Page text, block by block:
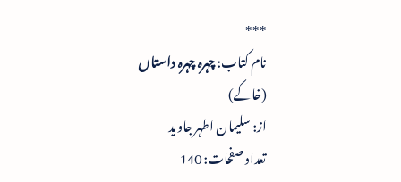
***
نام کتاب:چہرہ چہرہ داستاں
(خاکے)
از: سلیمان اطہر جاوید
تعداد صفحات: 140